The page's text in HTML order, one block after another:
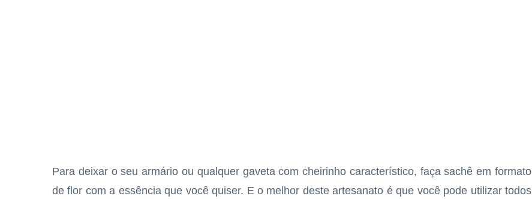
Para deixar o seu armário ou qualquer gaveta com cheirinho característico, faça sachê em formato
de flor com a essência que você quiser. E o melhor deste artesanato é que você pode utilizar todos